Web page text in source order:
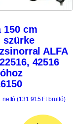
150 cm
szürke
ALFA
42516
nettó (131 915 Ftbruttó)